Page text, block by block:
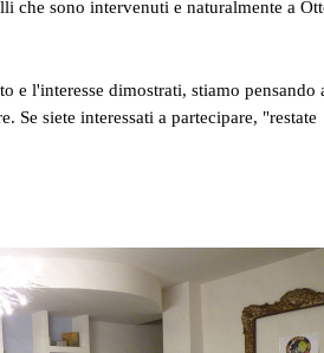
che sono intervenuti e naturalmente a
e l'interesse dimostrati, stiamo pensando
Se siete interessati a partecipare, "restate